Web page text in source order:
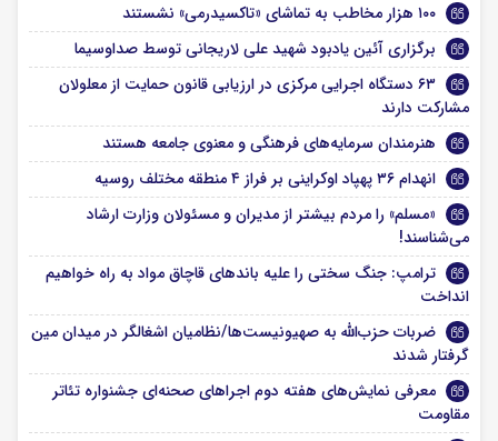
۱۰۰ هزار مخاطب به تماشای «تاکسیدرمی» نشستند
برگزاری آئین یادبود شهید علی لاریجانی توسط صداوسیما
۶۳ دستگاه اجرایی مرکزی در ارزیابی قانون حمایت از معلولان
مشارکت دارند
هنرمندان سرمایه‌های فرهنگی و معنوی جامعه هستند
انهدام ۳۶ پهپاد اوکراینی بر فراز ۴ منطقه مختلف روسیه
«مسلم» را مردم بیشتر از مدیران و مسئولان وزارت ارشاد
می‌شناسند!
ترامپ: جنگ سختی را علیه باندهای قاچاق مواد به راه خواهیم
انداخت
ضربات حزب‌الله به صهیونیست‌ها/نظامیان اشغالگر در میدان مین
گرفتار شدند
معرفی نمایش‌های هفته دوم اجراهای صحنه‌ای جشنواره تئاتر
مقاومت